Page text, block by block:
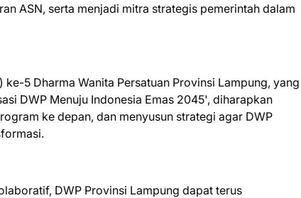
ASN, serta menjadi mitra strategis pemerintah dalam
5 Dharma Wanita Persatuan Provinsi Lampung, yang
DWP Menuju Indonesia Emas 2045', diharapkan
ke depan, dan menyusun strategi agar DWP
DWP Provinsi Lampung dapat terus